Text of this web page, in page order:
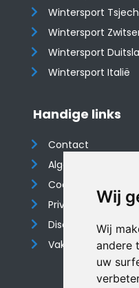
Wij
Wij
andere
uw
Wintersport
Wintersport
Wintersport
Wintersport Italië
Handige links
Contact
Algemene
Cookieverklaring
Privacyverklaring
Disclaimer
Vakantiehuis